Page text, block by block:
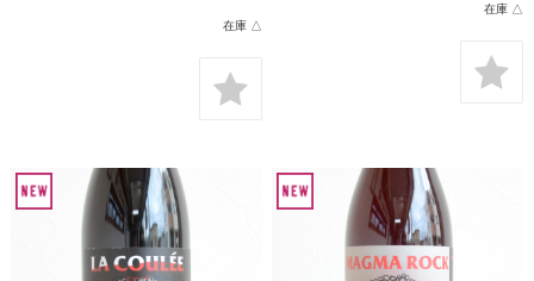
在庫 △
在庫 △